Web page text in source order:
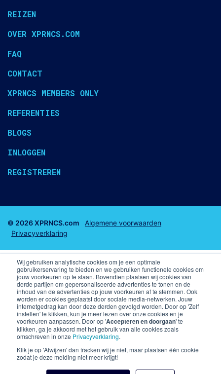
Wij gebruiken analytische cookies om je een optimale
gebruikerservaring te bieden en we gebruiken functionele cookies om
jouw voorkeuren op te slaan. Bovendien plaatsen wij cookies van
derde partijen om gepersonaliseerde advertenties te tonen en de
inhoud van de advertenties op jouw voorkeuren af te stemmen. Ook
worden er cookies geplaatst door sociale media-netwerken. Jouw
internetgedrag kan door deze derden gevolgd worden. Door op 'Zelf
instellen' te klikken, kun je meer lezen over onze cookies en je
voorkeuren aanpassen. Door op 'Accepteren en doorgaan' te
klikken, ga je akkoord met het gebruik van alle cookies zoals
omschreven in onze Privacyverklaring.
Klik je op 'Afwijzen' dan tracken wij je niet, maar plaatsen één cookie
zodat je deze melding niet meer krijgt!
REIZEN
OVER XPRNCS.COM
FAQ
CONTACT
XPRNCS MEMBERS ONLY
REFERENTIES
BLOGS
INLOGGEN
REGISTREREN
© 2026 XPRNCS.com
Algemene voorwaarden
Privacyverklaring
Business club tickets
Business Seats
F1 arrangementen
Voetbal arrangementen
Champions League VIP arrangementen en kaarten
Premier League
Skybox PSV
Kaarten Liverpool FC
Business Seats PSV